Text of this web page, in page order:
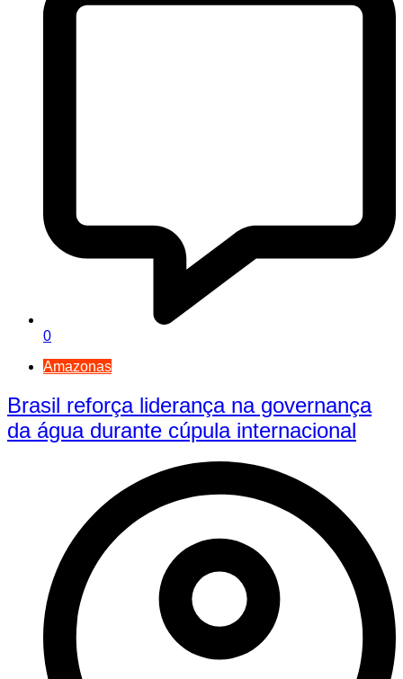
0
Amazonas
Brasil reforça liderança na governança
da água durante cúpula internacional